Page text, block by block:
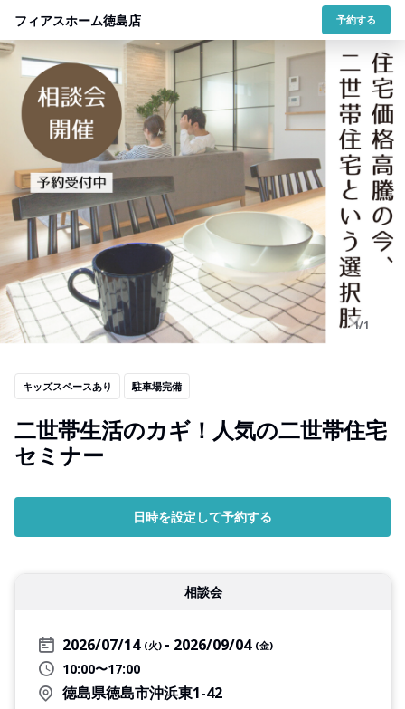
フィアスホーム徳島店 予約する
1/1
キッズスペースあり 駐車場完備
二世帯生活のカギ！人気の二世帯住宅
セミナー
日時を設定して予約する
相談会
2026/07/14 (火) 2026/09/04 (金)
10:00〜17:00
徳島県徳島市沖浜東1-42